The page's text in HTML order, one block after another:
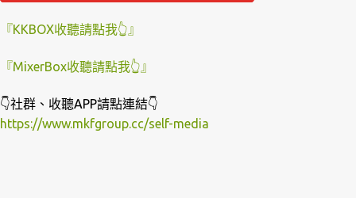
『KKBOX收聽請點我👆』
『MixerBox收聽請點我👆』
👇社群、收聽APP請點連結👇
https://www.mkfgroup.cc/self-media